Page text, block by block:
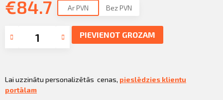
KLIENTU PORTĀLS
KĻŪT PAR KLIENTU
€84.7 Ar PVN Bez PVN
PIEVIENOT GROZAM
Lai uzzinātu personalizētās cenas, pieslēdzies klientu
portālam